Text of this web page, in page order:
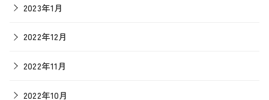
2023年1月
2022年12月
2022年11月
2022年10月